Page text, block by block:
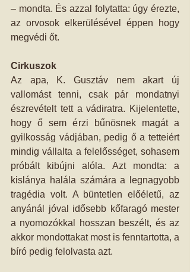
– mondta. És azzal folytatta: úgy érezte,
az orvosok elkerülésével éppen hogy
megvédi őt.
Cirkuszok
Az apa, K. Gusztáv nem akart új
vallomást tenni, csak pár mondatnyi
észrevételt tett a vádiratra. Kijelentette,
hogy ő sem érzi bűnösnek magát a
gyilkosság vádjában, pedig ő a tetteiért
mindig vállalta a felelősséget, sohasem
próbált kibújni alóla. Azt mondta: a
kislánya halála számára a legnagyobb
tragédia volt. A büntetlen előéletű, az
anyánál jóval idősebb kőfaragó mester
a nyomozókkal hosszan beszélt, és az
akkor mondottakat most is fenntartotta, a
bíró pedig felolvasta azt.